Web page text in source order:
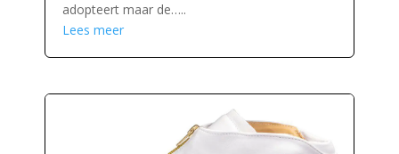
adopteert maar de…..
Lees meer